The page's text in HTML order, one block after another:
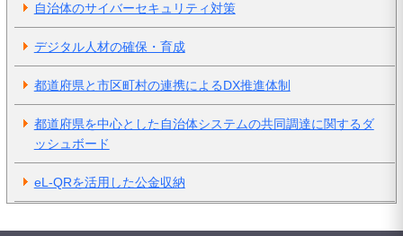
自治体のサイバーセキュリティ対策
デジタル人材の確保・育成
都道府県と市区町村の連携によるDX推進体制
都道府県を中心とした自治体システムの共同調達に関するダ
ッシュボード
eL-QRを活用した公金収納